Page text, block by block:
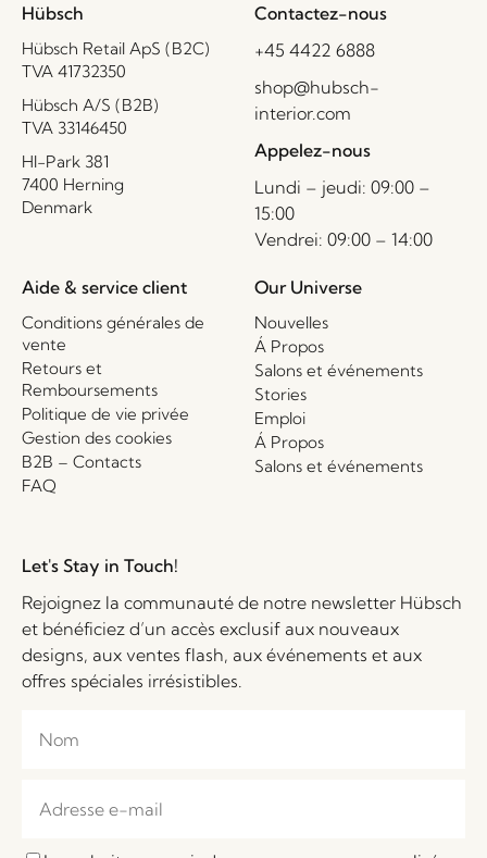
Hübsch
Hübsch Retail ApS (B2C)
TVA 41732350
Hübsch A/S (B2B)
TVA 33146450
HI-Park 381
7400 Herning
Denmark
Contactez-nous
+45 4422 6888
shop@hubsch-
interior.com
Appelez-nous
Lundi – jeudi: 09:00 –
15:00
Vendrei: 09:00 – 14:00
Aide & service client
Conditions générales de
vente
Retours et
Remboursements
Politique de vie privée
Gestion des cookies
B2B – Contacts
FAQ
Our Universe
Nouvelles
Á Propos
Salons et événements
Stories
Emploi
Á Propos
Salons et événements
Let's Stay in Touch!
Rejoignez la communauté de notre newsletter Hübsch
et bénéficiez d’un accès exclusif aux nouveaux
designs, aux ventes flash, aux événements et aux
offres spéciales irrésistibles.